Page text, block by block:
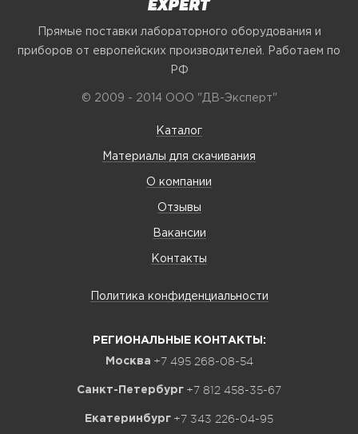
Прямые поставки лабораторного оборудования и
приборов от европейских производителей. Работаем по
РФ
© 2009 - 2014 ООО "ДВ-Эксперт"
Каталог
Материалы для скачивания
О компании
Отзывы
Вакансии
Контакты
Политика конфиденциальности
РЕГИОНАЛЬНЫЕ КОНТАКТЫ:
Москва +7 495 268-08-54
Санкт-Петербург +7 812 458-35-67
Екатеринбург +7 343 226-04-95